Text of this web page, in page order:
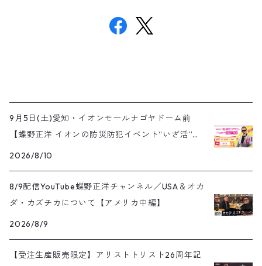
9月5日(土)愛知・イオンモールナゴヤドーム前
【蝶野正洋 イオンの防災防犯イベント“いざ活”】
開催
2026/8/10
8/9配信YouTube蝶野正洋チャンネル／USA＆オカ
ダ・カズチカについて【アメリカ中編】
2026/8/9
【受注生産販売限定】アリストトリスト26周年記